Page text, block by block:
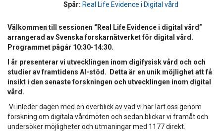
Spår: Real Life Evidence i Digital vård
Välkommen till sessionen “Real Life Evidence i digital vård”
arrangerad av Svenska forskarnätverket för digital vård.
Programmet pågår 10:30-14:30.
I år presenterar vi utvecklingen inom digifysisk vård och och
studier av framtidens AI-stöd.
Detta är en unik möjlighet att få
insikt i den senaste forskningen och utvecklingen inom digital
vård.
Vi inleder dagen med en överblick av vad vi har lärt oss genom
forskning om digitala vårdmöten och sedan blickar vi framåt och
undersöker möjligheter och utmaningar med 1177 direkt.